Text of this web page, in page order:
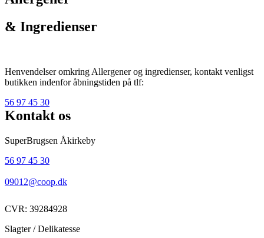
& Ingredienser
Henvendelser omkring Allergener og ingredienser, kontakt venligst
butikken indenfor åbningstiden på tlf:
56 97 45 30
Kontakt os
SuperBrugsen Åkirkeby
56 97 45 30
09012@coop.dk
CVR: 39284928
Slagter / Delikatesse